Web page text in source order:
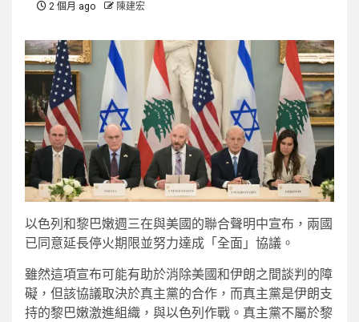
2 個月 ago 陳建宏
以色列和黎巴嫩週三在與美國的聯合聲明中宣布，兩國
已同意延長停火期限並努力達成「全面」協議。
雖然這項宣布可能有助於消除美國和伊朗之間談判的障
礙，但該協議取決於真主黨的合作，而真主黨是伊朗支
持的黎巴嫩激進組織，與以色列作戰。真主黨不屬於黎